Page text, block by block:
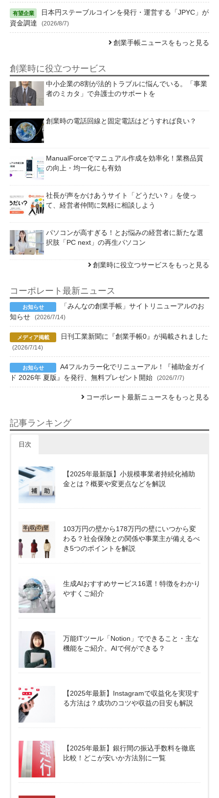
日本円ステーブルコインを発行・運営する「JPYC」が
資金調達
(2026/8/7)
創業手帳ニュースをもっと見る
創業時に役立つサービス
中小企業の8割が法的トラブルに悩んでいる。「事業
者のミカタ」で弁護士のサポートを
創業時の電話回線と固定電話はどうすれば良い？
ManualForceでマニュアル作成を効率化！業務品質
の向上・均一化にも有効
社長が声をかけあうサイト「どうだい？」を使っ
て、経営者仲間に気軽に相談しよう
パソコンが高すぎる！とお悩みの経営者に新たな選
択肢「PC next」の再生パソコン
創業時に役立つサービスをもっと見る
コーポレート最新ニュース
「みんなの創業手帳」サイトリニューアルのお
知らせ
(2026/7/14)
日刊工業新聞に『創業手帳0』が掲載されました
(2026/7/14)
A4フルカラー化でリニューアル！『補助金ガイ
ド 2026年 夏版』を発行、無料プレゼント開始
(2026/7/7)
コーポレート最新ニュースをもっと見る
記事ランキング
日次
【2025年最新版】小規模事業者持続化補助
金とは？概要や変更点などを解説
103万円の壁から178万円の壁にいつから変
わる？社会保険との関係や事業主が備えるべ
き5つのポイントを解説
生成AIおすすめサービス16選！特徴をわかり
やすくご紹介
万能ITツール「Notion」でできること・主な
機能をご紹介。AIで何ができる？
【2025年最新】Instagramで収益化を実現す
る方法は？成功のコツや収益の目安も解説
【2025年最新】銀行間の振込手数料を徹底
比較！どこが安いか方法別に一覧